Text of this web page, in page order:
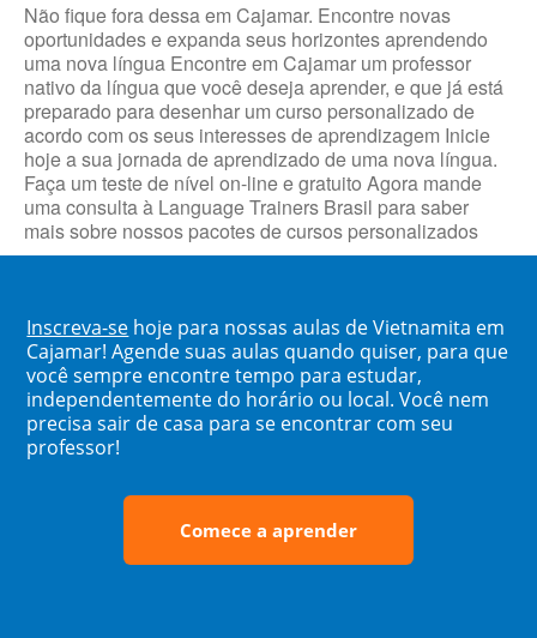
Não fique fora dessa em Cajamar. Encontre novas
oportunidades e expanda seus horizontes aprendendo
uma nova língua Encontre em Cajamar um professor
nativo da língua que você deseja aprender, e que já está
preparado para desenhar um curso personalizado de
acordo com os seus interesses de aprendizagem Inicie
hoje a sua jornada de aprendizado de uma nova língua.
Faça um teste de nível on-line e gratuito Agora mande
uma consulta à Language Trainers Brasil para saber
mais sobre nossos pacotes de cursos personalizados
Inscreva-se hoje para nossas aulas de Vietnamita em
Cajamar! Agende suas aulas quando quiser, para que
você sempre encontre tempo para estudar,
independentemente do horário ou local. Você nem
precisa sair de casa para se encontrar com seu
professor!
Comece a aprender